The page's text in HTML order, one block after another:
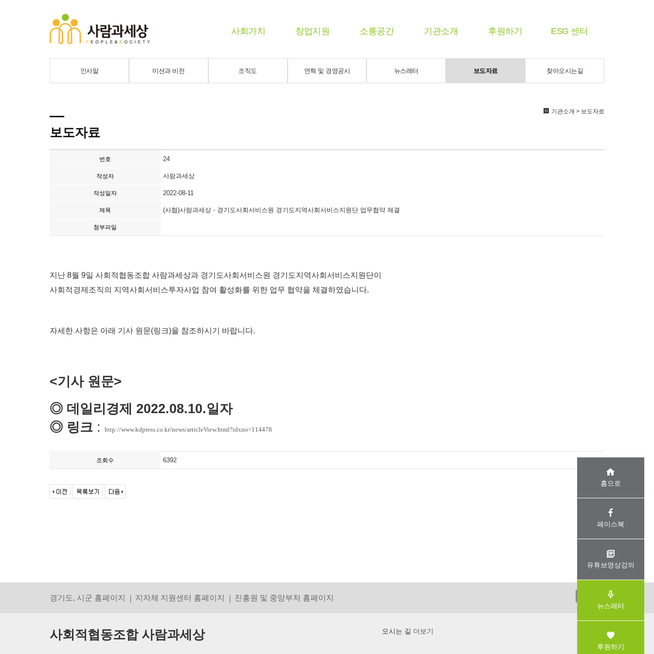
사회가치 창업지원 소통공간 기관소개 후원하기 ESG 센터
인사말 미션과 비전 조직도 연혁 및 경영공시 뉴스레터 보도자료 찾아오시는길
기관소개 > 보도자료
보도자료
번호 24
작성자 사람과세상
작성일자 2022-08-11
제목 (사협)사람과세상 - 경기도사회서비스원 경기도지역사회서비스지원단 업무협약 체결
첨부파일
지난 8월 9일 사회적협동조합 사람과세상과 경기도사회서비스원 경기도지역사회서비스지원단이
사회적경제조직의 지역사회서비스투자사업 참여 활성화를 위한 업무 협약을 체결하였습니다.
자세한 사항은 아래 기사 원문(링크)을 참조하시기 바랍니다.
<기사 원문>
◎ 데일리경제 2022.08.10.일자
◎ 링크 : http://www.kdpress.co.kr/news/articleView.html?idxno=114478
조회수 6392
홈으로
페이스북
유튜브영상강의
뉴스레터
후원하기
경기도, 시군 홈페이지 지자체 지원센터 홈페이지 진흥원 및 중앙부처 홈페이지
사회적협동조합 사람과세상 오시는 길 더보기